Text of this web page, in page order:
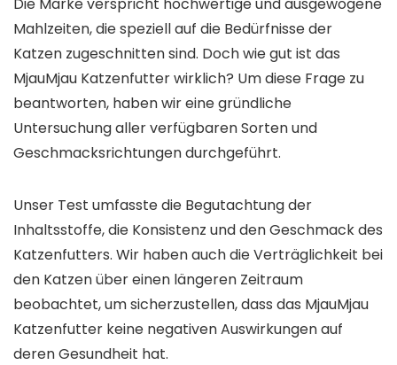
Mahlzeiten, die speziell auf die Bedürfnisse der
Katzen zugeschnitten sind. Doch wie gut ist das
MjauMjau Katzenfutter wirklich? Um diese Frage zu
beantworten, haben wir eine gründliche
Untersuchung aller verfügbaren Sorten und
Geschmacksrichtungen durchgeführt.
Unser Test umfasste die Begutachtung der
Inhaltsstoffe, die Konsistenz und den Geschmack des
Katzenfutters. Wir haben auch die Verträglichkeit bei
den Katzen über einen längeren Zeitraum
beobachtet, um sicherzustellen, dass das MjauMjau
Katzenfutter keine negativen Auswirkungen auf
deren Gesundheit hat.